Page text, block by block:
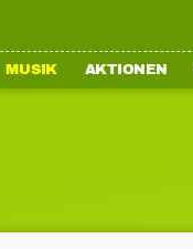
MUSIK AKTIONEN